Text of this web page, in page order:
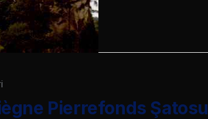
Pierrefonds Şatosu